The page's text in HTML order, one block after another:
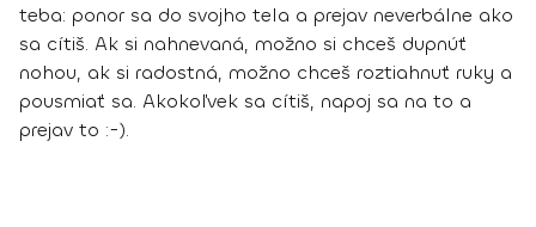
teba: ponor sa do svojho tela a prejav neverbálne ako
sa cítiš. Ak si nahnevaná, možno si chceš dupnúť
nohou, ak si radostná, možno chceš roztiahnuť ruky a
pousmiať sa. Akokoľvek sa cítiš, napoj sa na to a
prejav to :-).